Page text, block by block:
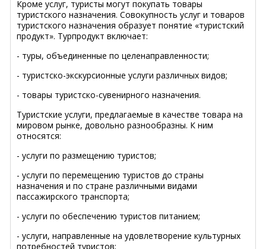
Кроме услуг, туристы могут покупать товары
туристского назначения. Совокупность услуг и товаров
туристского назначения образует понятие «туристский
продукт». Турпродукт включает:
- туры, объединенные по целенаправленности;
- туристско-экскурсионные услуги различных видов;
- товары туристско-сувенирного назначения.
Туристские услуги, предлагаемые в качестве товара на
мировом рынке, довольно разнообразны. К ним
относятся:
- услуги по размещению туристов;
- услуги по перемещению туристов до страны
назначения и по стране различными видами
пассажирского транспорта;
- услуги по обеспечению туристов питанием;
- услуги, направленные на удовлетворение культурных
потребностей туристов;